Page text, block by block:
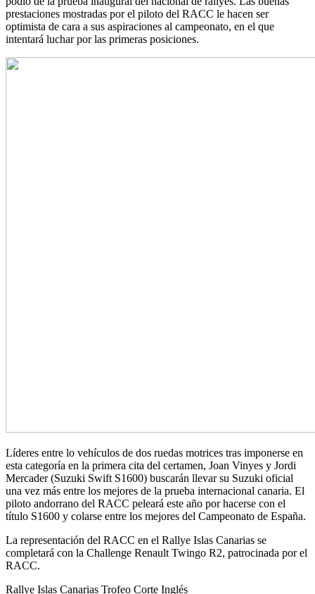
prestaciones mostradas por el piloto del RACC le hacen ser
optimista de cara a sus aspiraciones al campeonato, en el que
intentará luchar por las primeras posiciones.
Líderes entre lo vehículos de dos ruedas motrices tras imponerse en
esta categoría en la primera cita del certamen, Joan Vinyes y Jordi
Mercader (Suzuki Swift S1600) buscarán llevar su Suzuki oficial
una vez más entre los mejores de la prueba internacional canaria. El
piloto andorrano del RACC peleará este año por hacerse con el
título S1600 y colarse entre los mejores del Campeonato de España.
La representación del RACC en el Rallye Islas Canarias se
completará con la Challenge Renault Twingo R2, patrocinada por el
RACC.
Rallye Islas Canarias Trofeo Corte Inglés